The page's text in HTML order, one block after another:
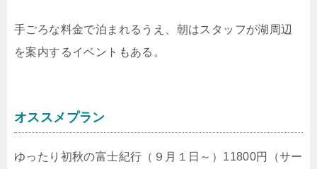
手ごろな料金で泊まれるうえ、朝はスタッフが湖周辺
を案内するイベントもある。
オススメプラン
ゆったり初秋の富士紀行（９月１日～）11800円（サー